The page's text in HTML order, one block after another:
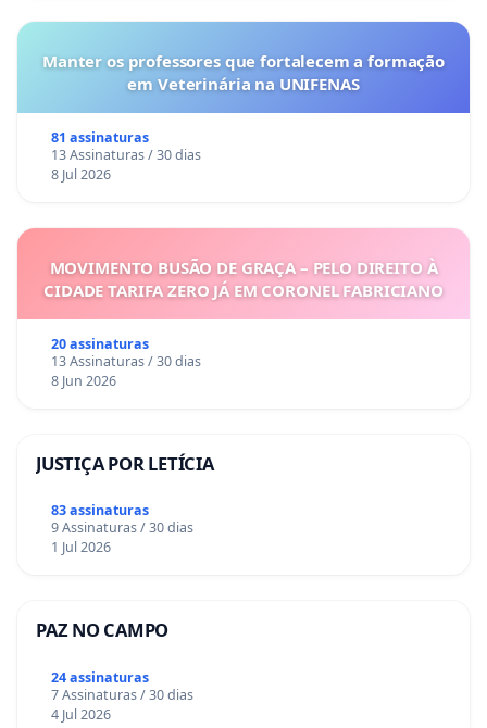
Manter os professores que fortalecem a formação
em Veterinária na UNIFENAS
81 assinaturas
13 Assinaturas / 30 dias
8 Jul 2026
MOVIMENTO BUSÃO DE GRAÇA – PELO DIREITO À
CIDADE TARIFA ZERO JÁ EM CORONEL FABRICIANO
20 assinaturas
13 Assinaturas / 30 dias
8 Jun 2026
JUSTIÇA POR LETÍCIA
83 assinaturas
9 Assinaturas / 30 dias
1 Jul 2026
PAZ NO CAMPO
24 assinaturas
7 Assinaturas / 30 dias
4 Jul 2026